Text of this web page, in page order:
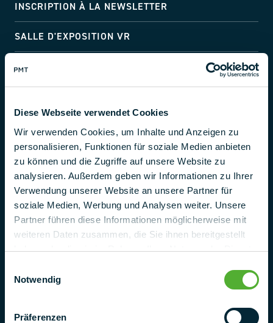
Diese Webseite verwendet Cookies
Wir verwenden Cookies, um Inhalte und Anzeigen zu
personalisieren, Funktionen für soziale Medien anbieten
zu können und die Zugriffe auf unsere Website zu
analysieren. Außerdem geben wir Informationen zu Ihrer
Verwendung unserer Website an unsere Partner für
soziale Medien, Werbung und Analysen weiter. Unsere
Partner führen diese Informationen möglicherweise mit
weiteren Daten zusammen, die Sie ihnen bereitgestellt
haben oder die sie im Rahmen Ihrer Nutzung der Dienste
Notwendig
Präferenzen
Allemagne
Téléphone
+ 49 (0) 9225 95500
Courrier électronique
project@pmt.solutions
Contacter
INSCRIPTION À LA NEWSLETTER
SALLE D'EXPOSITION VR